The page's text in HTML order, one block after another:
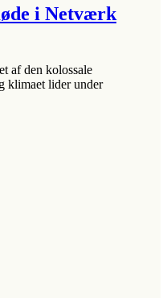
i Netværk
af den kolossale
klimaet lider under